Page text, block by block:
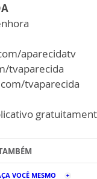
aparecidatv
tvaparecida
tvaparecida
VOCÊ MESMO